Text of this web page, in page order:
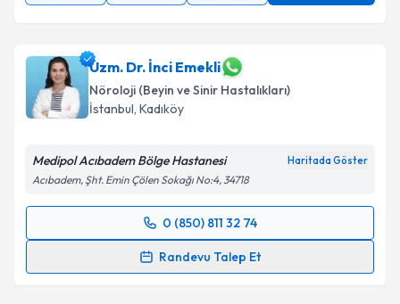
Uzm. Dr. İnci Emekli
Nöroloji (Beyin ve Sinir Hastalıkları)
İstanbul, Kadıköy
Medipol Acıbadem Bölge Hastanesi Haritada Göster
Acıbadem, Şht. Emin Çölen Sokağı No:4, 34718
0 (850) 811 32 74
Randevu Talep Et
Randevu Takvimi Talebi